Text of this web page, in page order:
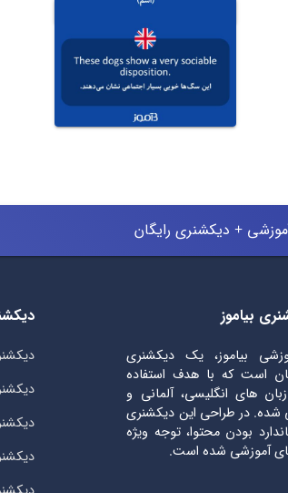
+ دیکشنری رایگان
بیاموز
بیاموز، یک دیکشنری
است که با هدف استفاده
های انگلیسی، آلمانی و
شده. در طراحی این دیکشنری
بودن محتوا، توجه ویژه
آموزشی شده است.